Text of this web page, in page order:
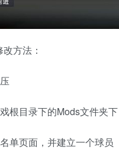
方法：
根目录下的Mods文件夹
单页面，并建立一个球员